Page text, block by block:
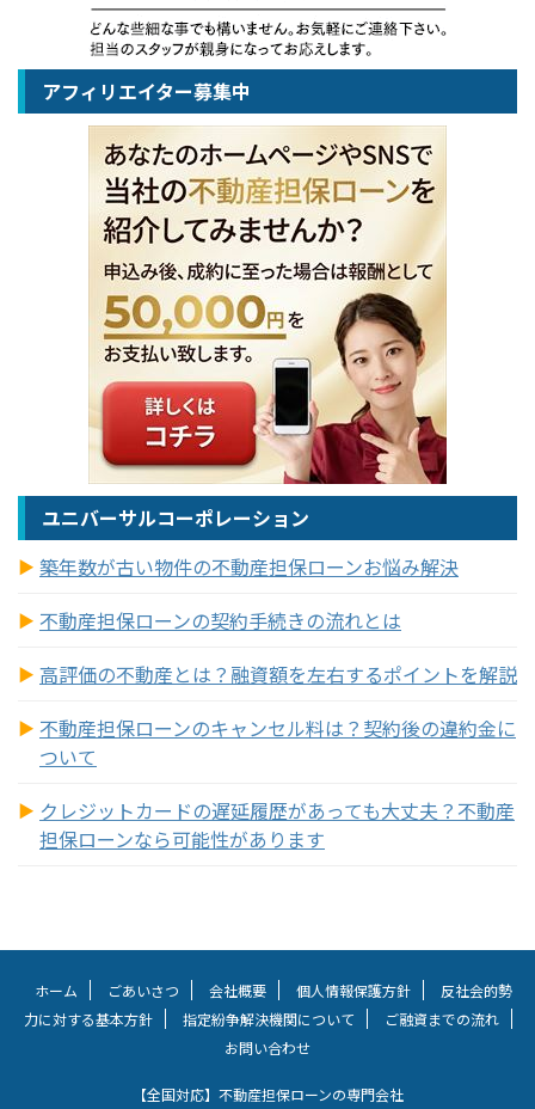
アフィリエイター募集中
ユニバーサルコーポレーション
築年数が古い物件の不動産担保ローンお悩み解決
不動産担保ローンの契約手続きの流れとは
高評価の不動産とは？融資額を左右するポイントを解説
不動産担保ローンのキャンセル料は？契約後の違約金に
ついて
クレジットカードの遅延履歴があっても大丈夫？不動産
担保ローンなら可能性があります
ホーム ごあいさつ 会社概要 個人情報保護方針
反社会的勢
力に対する基本方針
指定紛争解決機関について
ご融資までの流れ
お問い合わせ
【全国対応】不動産担保ローンの専門会社